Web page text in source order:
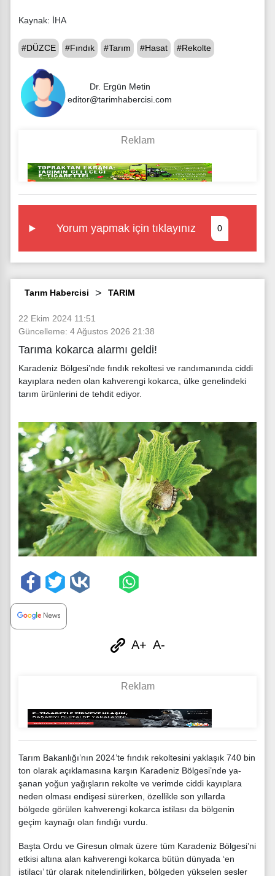
Kaynak: İHA
#DÜZCE #Fındık #Tarım #Hasat #Rekolte
Dr. Ergün Metin
editor@tarimhabercisi.com
Yorum yapmak için tıklayınız 0
Tarım Habercisi TARIM
22 Ekim 2024 11:51
Güncelleme: 4 Ağustos 2026 21:38
Tarıma kokarca alarmı geldi!
Karadeniz Bölgesi’nde fındık rekoltesi ve randımanında ciddi
kayıplara neden olan kahverengi kokarca, ülke genelindeki
tarım ürünlerini de tehdit ediyor.
A+ A-
Tarım Bakanlığı’nın 2024’te fındık rekol­tesini yaklaşık 740 bin
ton olarak açıklamasına kar­şın Karadeniz Bölgesi’nde ya­
şanan yoğun yağışların rekolte ve verimde ciddi kayıplara
ne­den olması endişesi sürerken, özellikle son yıllarda
bölgede görülen kahverengi kokarca istilası da bölgenin
geçim kay­nağı olan fındığı vurdu.
Başta Ordu ve Giresun olmak üzere tüm Karadeniz Bölgesi’ni
et­kisi altına alan kahverengi ko­karca bütün dünyada ‘en
istila­cı’ tür olarak nitelendirilirken, bölgeden yükselen sesler